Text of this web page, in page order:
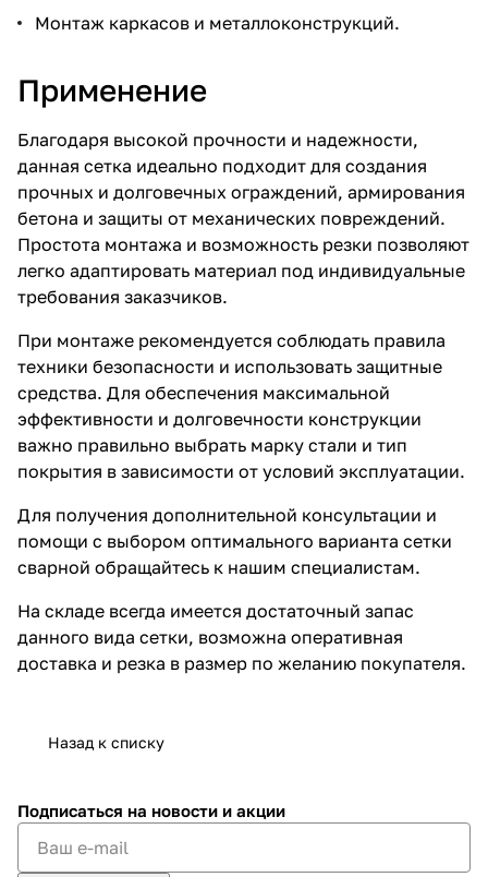
Монтаж каркасов и металлоконструкций.
Применение
Благодаря высокой прочности и надежности,
данная сетка идеально подходит для создания
прочных и долговечных ограждений, армирования
бетона и защиты от механических повреждений.
Простота монтажа и возможность резки позволяют
легко адаптировать материал под индивидуальные
требования заказчиков.
При монтаже рекомендуется соблюдать правила
техники безопасности и использовать защитные
средства. Для обеспечения максимальной
эффективности и долговечности конструкции
важно правильно выбрать марку стали и тип
покрытия в зависимости от условий эксплуатации.
Для получения дополнительной консультации и
помощи с выбором оптимального варианта сетки
сварной обращайтесь к нашим специалистам.
На складе всегда имеется достаточный запас
данного вида сетки, возможна оперативная
доставка и резка в размер по желанию покупателя.
Назад к списку
Подписаться на новости и акции